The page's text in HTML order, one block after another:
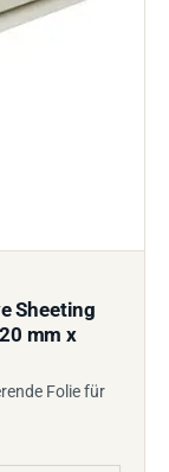
Sheeting
mm x
Folie für